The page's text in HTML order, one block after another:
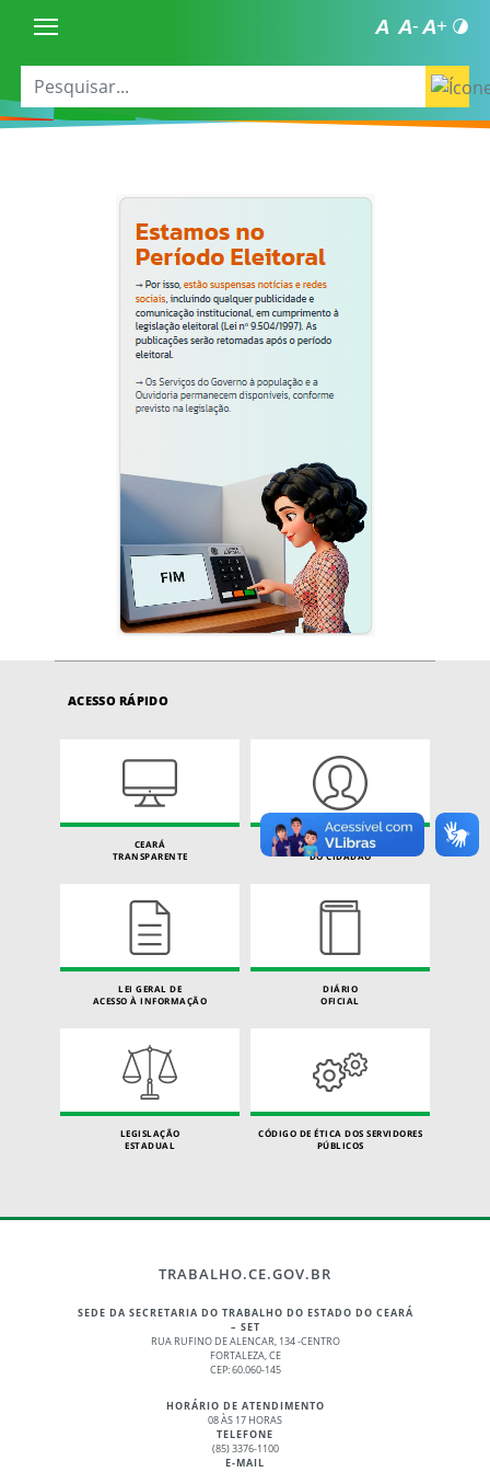
ACESSO RÁPIDO
CEARÁ
TRANSPARENTE
CARTA DE SERVIÇOS
DO CIDADÃO
LEI GERAL DE
ACESSO À INFORMAÇÃO
DIÁRIO
OFICIAL
LEGISLAÇÃO
ESTADUAL
CÓDIGO DE ÉTICA DOS SERVIDORES
PÚBLICOS
TRABALHO.CE.GOV.BR
SEDE DA SECRETARIA DO TRABALHO DO ESTADO DO CEARÁ
– SET
RUA RUFINO DE ALENCAR, 134 -CENTRO
FORTALEZA, CE
CEP: 60.060-145
HORÁRIO DE ATENDIMENTO
08 ÀS 17 HORAS
TELEFONE
(85) 3376-1100
E-MAIL